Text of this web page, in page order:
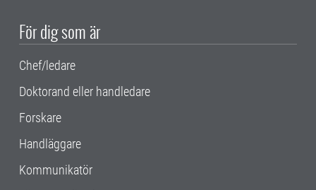
För dig som är
Chef/ledare
Doktorand eller handledare
Forskare
Handläggare
Kommunikatör